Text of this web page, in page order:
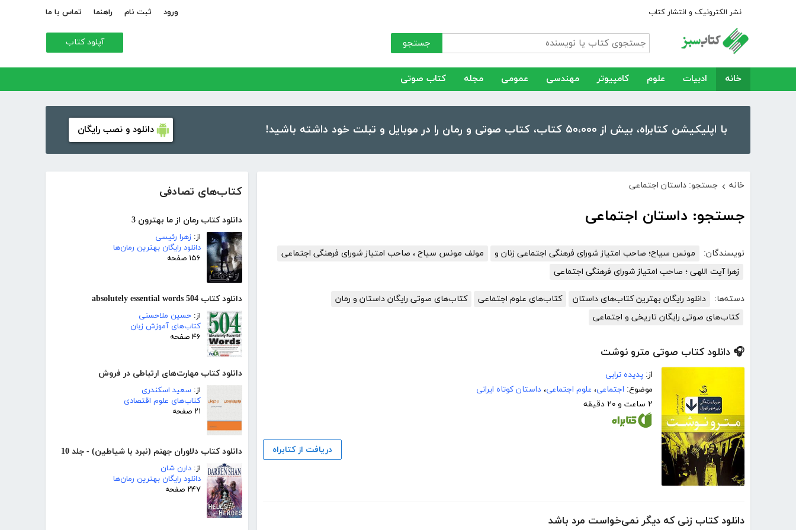
نشر الکترونیک و انتشار کتاب ورود ثبت نام راهنما تماس با ما
جستجو آپلود کتاب
خانه ادبیات علوم کامپیوتر مهندسی عمومی مجله کتاب صوتی
با اپلیکیشن کتابراه، بیش از ۵۰،۰۰۰ کتاب، کتاب صوتی و رمان را در موبایل و تبلت خود داشته باشید! دانلود و نصب رایگان
کتاب‌های تصادفی
دانلود کتاب رمان از ما بهترون 3
از: زهرا رئیسی
دانلود رایگان بهترین رمان‌ها
۱۵۶ صفحه
دانلود کتاب 504 absolutely essential words
از: حسین ملاحسنی
کتاب‌های آموزش زبان
۴۶ صفحه
دانلود کتاب مهارت‌های ارتباطی در فروش
از: سعید اسکندری
کتاب‌های علوم اقتصادی
۲۱ صفحه
دانلود کتاب دلاوران جهنم (نبرد با شیاطین) - جلد 10
از: دارن شان
دانلود رایگان بهترین رمان‌ها
۲۴۷ صفحه
خانه › جستجو: داستان اجتماعی
جستجو: داستان اجتماعی
نویسندگان: مونس سیاح؛ صاحب امتیاز شورای فرهنگی اجتماعی زنان و
مولف مونس سیاح ، صاحب امتیاز شورای فرهنگی اجتماعی
زهرا آیت اللهی ؛ صاحب امتیاز شورای فرهنگی اجتماعی
دسته‌ها: دانلود رایگان بهترین کتاب‌های داستان کتاب‌های علوم اجتماعی
کتاب‌های صوتی رایگان داستان و رمان
کتاب‌های صوتی رایگان تاریخی و اجتماعی
🎧 دانلود کتاب صوتی مترو نوشت
از: پدیده ترابی
موضوع: اجتماعی، علوم اجتماعی، داستان کوتاه ایرانی
۲ ساعت و ۲۰ دقیقه
دریافت از کتابراه
دانلود کتاب زنی که دیگر نمی‌خواست مرد باشد